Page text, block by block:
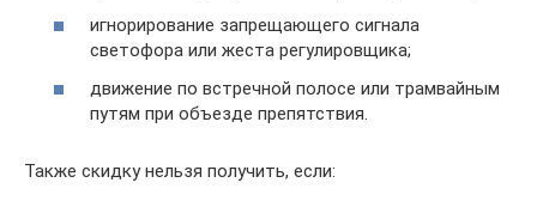
игнорирование запрещающего сигнала
светофора или жеста регулировщика;
движение по встречной полосе или трамвайным
путям при объезде препятствия.
Также скидку нельзя получить, если: